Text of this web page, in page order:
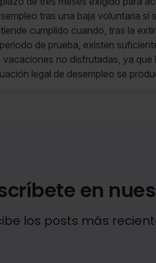
de prueba con
no disfrutadas
tras una baja voluntaria sí
cumplido cuando, tras la
de prueba, existen
vacaciones no disfrutadas, ya que
legal de desempleo se
en
los posts más